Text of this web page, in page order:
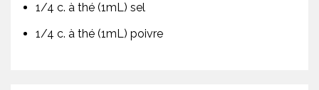
1/4 c. à thé (1mL) sel
1/4 c. à thé (1mL) poivre